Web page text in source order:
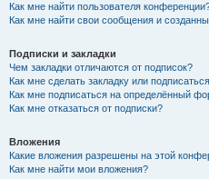
Как мне найти пользователя
Как мне найти свои сообщения и
Подписки и закладки
Чем закладки отличаются от подписок?
Как мне сделать закладку или
Как мне подписаться на определённый
Как мне отказаться от подписки?
Вложения
Какие вложения разрешены на этой
Как мне найти мои вложения?